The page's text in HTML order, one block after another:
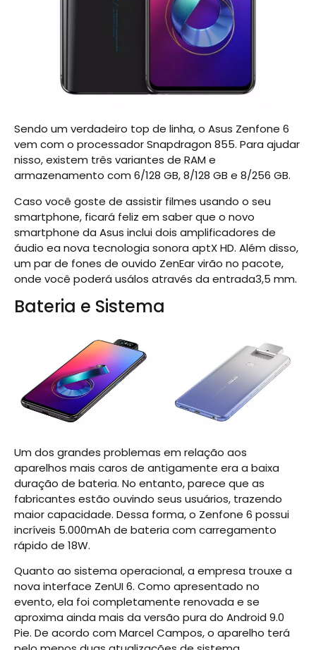
Sendo um verdadeiro top de linha, o Asus Zenfone 6
vem com o processador Snapdragon 855. Para ajudar
nisso, existem três variantes de RAM e
armazenamento com 6/128 GB, 8/128 GB e 8/256 GB.
Caso você goste de assistir filmes usando o seu
smartphone, ficará feliz em saber que o novo
smartphone da Asus inclui dois amplificadores de
áudio ea nova tecnologia sonora aptX HD. Além disso,
um par de fones de ouvido ZenEar virão no pacote,
onde você poderá usálos através da entrada3,5 mm.
Bateria e Sistema
Um dos grandes problemas em relação aos
aparelhos mais caros de antigamente era a baixa
duração de bateria. No entanto, parece que as
fabricantes estão ouvindo seus usuários, trazendo
maior capacidade. Dessa forma, o Zenfone 6 possui
incríveis 5.000mAh de bateria com carregamento
rápido de 18W.
Quanto ao sistema operacional, a empresa trouxe a
nova interface ZenUI 6. Como apresentado no
evento, ela foi completamente renovada e se
aproxima ainda mais da versão pura do Android 9.0
Pie. De acordo com Marcel Campos, o aparelho terá